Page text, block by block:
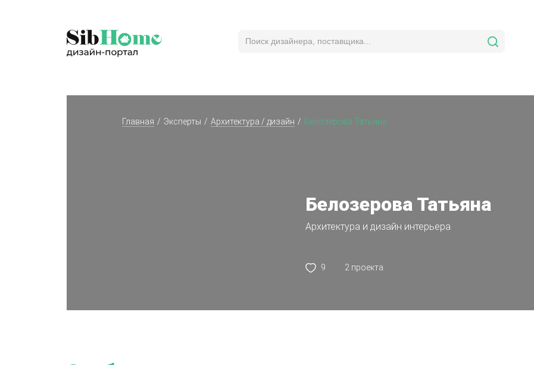
Главная Эксперты Архитектура / дизайн Белозерова Татьяна
Белозерова Татьяна
Архитектура и дизайн интерьера
9 2 проекта